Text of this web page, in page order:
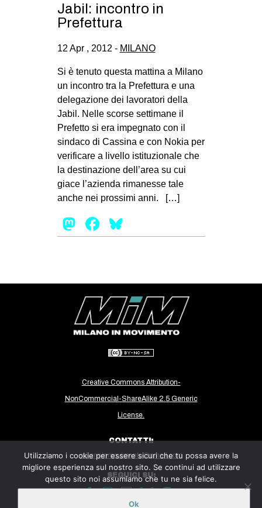
ARTE
MANIFESTI
MUSICA
RECENSIONI
INTERNAZIONALE
AFRICA
AMERICHE
ESTREMO ORIENTE
EUROPA
MEDIO ORIENTE
MONDO
Fb
SEARCH
Jabil: incontro in
Prefettura
12 Apr , 2012 - MILANO
Si è tenuto questa mattina a Milano
un incontro tra la Prefettura e una
delegazione dei lavoratori della
Jabil. Nelle scorse settimane il
Prefetto si era impegnato con il
sindaco di Cassina e con Nokia per
verificare a livello istituzionale che
la destinazione dell’area su cui
giace l’azienda rimanesse tale
anche nei prossimi anni. […]
Mastodon
Facebook
Creative Commons Attribution-
NonCommercial-ShareAlike 2.5 Generic
License.
CONTATTI:
milanoinmovimento@gmail.com
SEGUICI SU:
Utilizziamo i cookie per essere sicuri che tu possa avere la
migliore esperienza sul nostro sito. Se continui ad utilizzare
questo sito noi assumiamo che tu ne sia felice.
Ok